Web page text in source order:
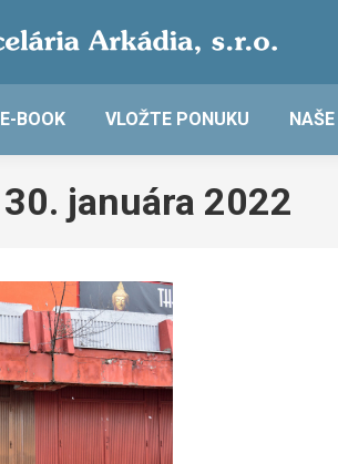
E-BOOK VLOŽTE PONUKU
30. januára 2022